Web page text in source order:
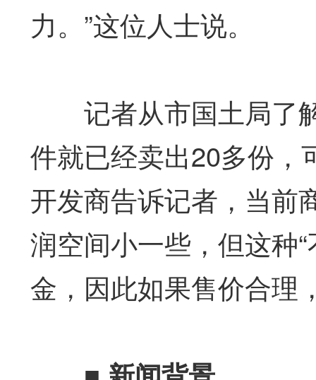
力。”这位人士说。
记者从市国土局了
件就已经卖出20多份，
开发商告诉记者，当前
润空间小一些，但这种
金，因此如果售价合理